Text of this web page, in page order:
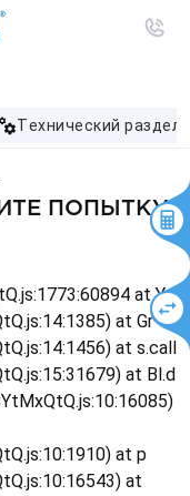
технический раздел
ПОПЫТКУ
at Ys
at Gr
at s.call
at Bl.d
at p
at